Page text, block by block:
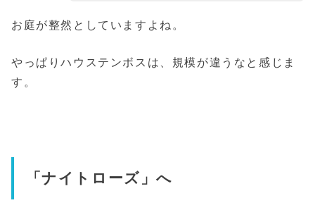
お庭が整然としていますよね。
やっぱりハウステンボスは、規模が違うなと感じま
す。
「ナイトローズ」へ